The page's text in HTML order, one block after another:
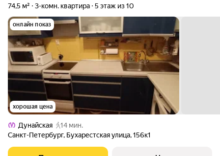
74,5 м² 3-комн. квартира 5 этаж из 10
онлайн показ
хорошая цена
Дунайская
14 мин.
Санкт-Петербург, Бухарестская улица,156к1